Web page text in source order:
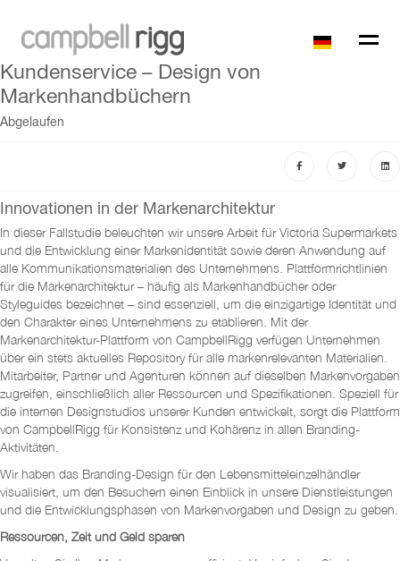
Kundenservice – Design von
Markenhandbüchern
Abgelaufen
Innovationen in der Markenarchitektur
In dieser Fallstudie beleuchten wir unsere Arbeit für Victoria Supermarkets
und die Entwicklung einer Markenidentität sowie deren Anwendung auf
alle Kommunikationsmaterialien des Unternehmens. Plattformrichtlinien
für die Markenarchitektur – häufig als Markenhandbücher oder
Styleguides bezeichnet – sind essenziell, um die einzigartige Identität und
den Charakter eines Unternehmens zu etablieren. Mit der
Markenarchitektur-Plattform von CampbellRigg verfügen Unternehmen
über ein stets aktuelles Repository für alle markenrelevanten Materialien.
Mitarbeiter, Partner und Agenturen können auf dieselben Markenvorgaben
zugreifen, einschließlich aller Ressourcen und Spezifikationen. Speziell für
die internen Designstudios unserer Kunden entwickelt, sorgt die Plattform
von CampbellRigg für Konsistenz und Kohärenz in allen Branding-
Aktivitäten.
Wir haben das Branding-Design für den Lebensmitteleinzelhändler
visualisiert, um den Besuchern einen Einblick in unsere Dienstleistungen
und die Entwicklungsphasen von Markenvorgaben und Design zu geben.
Ressourcen, Zeit und Geld sparen